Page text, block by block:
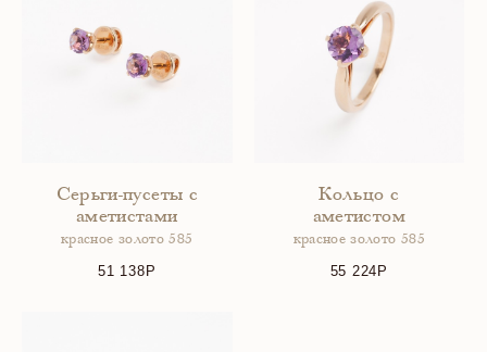
Серьги-пусеты с
аметистами
красное золото 585
51 138
Кольцо с
аметистом
красное золото 585
55 224